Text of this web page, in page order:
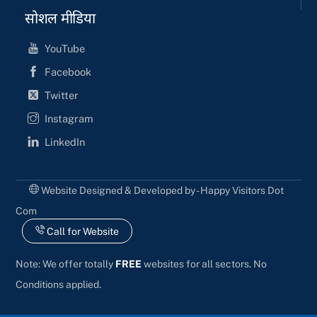
सोशल मीडिया
YouTube
Facebook
Twitter
Instagram
LinkedIn
Website Designed & Developed by - Happy Visitors Dot
Com
Call for Website
Note: We offer totally FREE websites for all sectors. No
Conditions applied.